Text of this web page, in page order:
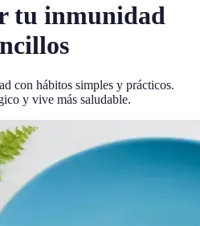
tu inmunidad
con hábitos simples y prácticos.
y vive más saludable.